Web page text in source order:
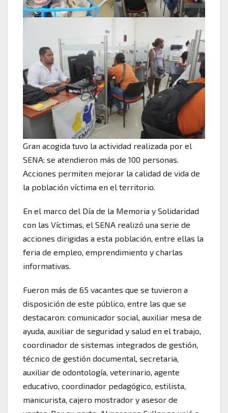
Gran acogida tuvo la actividad realizada por el
SENA: se atendieron más de 100 personas.
Acciones permiten mejorar la calidad de vida de
la población víctima en el territorio.
En el marco del Día de la Memoria y Solidaridad
con las Víctimas, el SENA realizó una serie de
acciones dirigidas a esta población, entre ellas la
feria de empleo, emprendimiento y charlas
informativas.
Fueron más de 65 vacantes que se tuvieron a
disposición de este público, entre las que se
destacaron: comunicador social, auxiliar mesa de
ayuda, auxiliar de seguridad y salud en el trabajo,
coordinador de sistemas integrados de gestión,
técnico de gestión documental, secretaria,
auxiliar de odontología, veterinario, agente
educativo, coordinador pedagógico, estilista,
manicurista, cajero mostrador y asesor de